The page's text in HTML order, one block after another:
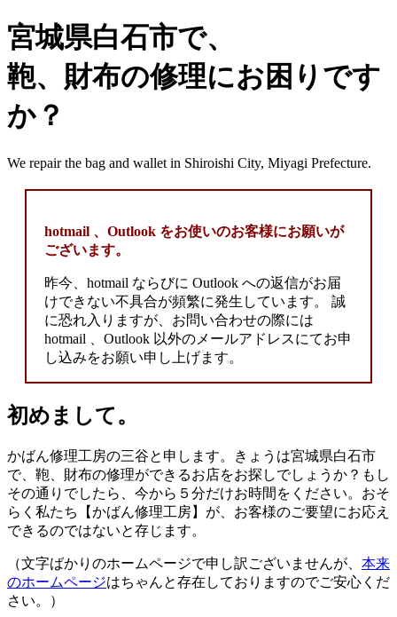
宮城県白石市で、
鞄、財布の修理にお困りです
か？
We repair the bag and wallet in Shiroishi City, Miyagi Prefecture.
hotmail 、Outlook をお使いのお客様にお願いが
ございます。
昨今、hotmail ならびに Outlook への返信がお届
けできない不具合が頻繁に発生しています。 誠
に恐れ入りますが、お問い合わせの際には
hotmail 、Outlook 以外のメールアドレスにてお申
し込みをお願い申し上げます。
初めまして。
かばん修理工房の三谷と申します。きょうは宮城県白石市
で、鞄、財布の修理ができるお店をお探しでしょうか？もし
その通りでしたら、今から５分だけお時間をください。おそ
らく私たち【かばん修理工房】が、お客様のご要望にお応え
できるのではないと存じます。
（文字ばかりのホームページで申し訳ございませんが、 本来
のホームページはちゃんと存在しておりますのでご安心くだ
さい。）